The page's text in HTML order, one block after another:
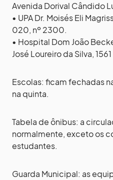
Avenida Dorival Cândido
• UPA Dr. Moisés Eli
020, nº 2300.
• Hospital Dom João
José Loureiro da Silva, 1561
Escolas: ficam fechadas
na quinta.
Tabela de ônibus: a
normalmente, exceto os
estudantes.
Guarda Municipal: as